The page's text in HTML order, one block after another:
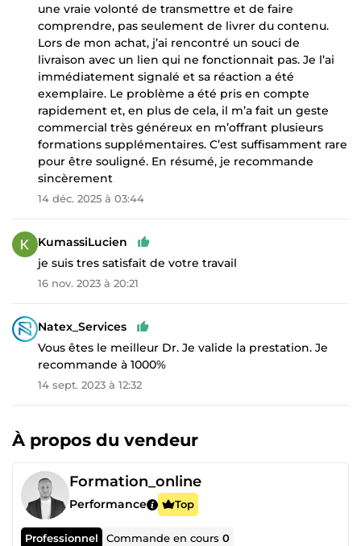
une vraie volonté de transmettre et de faire
comprendre, pas seulement de livrer du contenu.
Lors de mon achat, j’ai rencontré un souci de
livraison avec un lien qui ne fonctionnait pas. Je l’ai
immédiatement signalé et sa réaction a été
exemplaire. Le problème a été pris en compte
rapidement et, en plus de cela, il m’a fait un geste
commercial très généreux en m’offrant plusieurs
formations supplémentaires. C’est suffisamment rare
pour être souligné. En résumé, je recommande
sincèrement
14 déc. 2025 à 03:44
KumassiLucien
je suis tres satisfait de votre travail
16 nov. 2023 à 20:21
Natex_Services
Vous êtes le meilleur Dr. Je valide la prestation. Je
recommande à 1000%
14 sept. 2023 à 12:32
À propos du vendeur
Formation_online
Performance Top
Professionnel Commande en cours0